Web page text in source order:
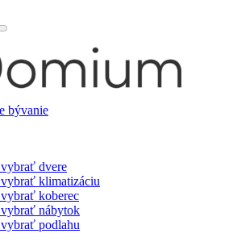
dvere
klimatizáciu
koberec
nábytok
podlahu